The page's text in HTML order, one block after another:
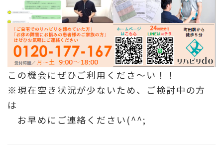
この機会にぜひご利用くださ～い！！
※現在空き状況が少ないため、ご検討中の方
は
お早めにご連絡ください(^^;